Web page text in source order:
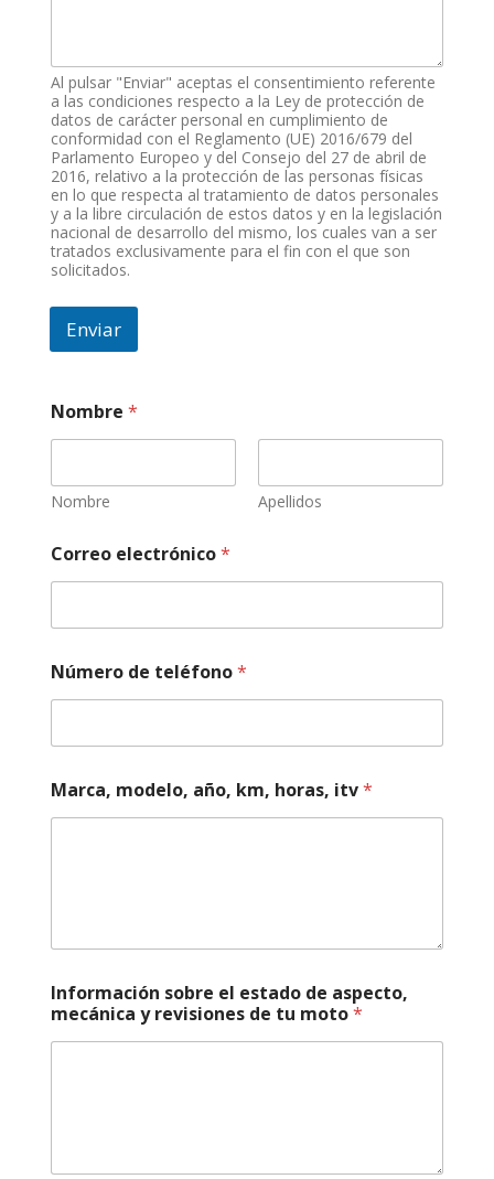
Al pulsar "Enviar" aceptas el consentimiento referente
a las condiciones respecto a la Ley de protección de
datos de carácter personal en cumplimiento de
conformidad con el Reglamento (UE) 2016/679 del
Parlamento Europeo y del Consejo del 27 de abril de
2016, relativo a la protección de las personas físicas
en lo que respecta al tratamiento de datos personales
y a la libre circulación de estos datos y en la legislación
nacional de desarrollo del mismo, los cuales van a ser
tratados exclusivamente para el fin con el que son
solicitados.
Enviar
Nombre *
Nombre Apellidos
Correo electrónico*
e
m
c
n
i
c
Número de teléfono*
Marca, modelo, año, km, horas, itv*
Información sobre el estado de aspecto,
mecánica y revisiones de tu moto*